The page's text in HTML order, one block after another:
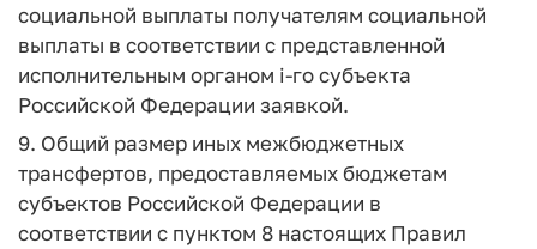
социальной выплаты получателям социальной
выплаты в соответствии с представленной
исполнительным органом i-го субъекта
Российской Федерации заявкой.
9. Общий размер иных межбюджетных
трансфертов, предоставляемых бюджетам
субъектов Российской Федерации в
соответствии с пунктом 8 настоящих Правил